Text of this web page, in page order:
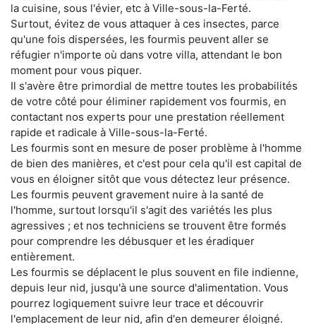
la cuisine, sous l'évier, etc à Ville-sous-la-Ferté.
Surtout, évitez de vous attaquer à ces insectes, parce
qu'une fois dispersées, les fourmis peuvent aller se
réfugier n'importe où dans votre villa, attendant le bon
moment pour vous piquer.
Il s'avère être primordial de mettre toutes les probabilités
de votre côté pour éliminer rapidement vos fourmis, en
contactant nos experts pour une prestation réellement
rapide et radicale à Ville-sous-la-Ferté.
Les fourmis sont en mesure de poser problème à l'homme
de bien des manières, et c'est pour cela qu'il est capital de
vous en éloigner sitôt que vous détectez leur présence.
Les fourmis peuvent gravement nuire à la santé de
l'homme, surtout lorsqu'il s'agit des variétés les plus
agressives ; et nos techniciens se trouvent être formés
pour comprendre les débusquer et les éradiquer
entièrement.
Les fourmis se déplacent le plus souvent en file indienne,
depuis leur nid, jusqu'à une source d'alimentation. Vous
pourrez logiquement suivre leur trace et découvrir
l'emplacement de leur nid, afin d'en demeurer éloigné.